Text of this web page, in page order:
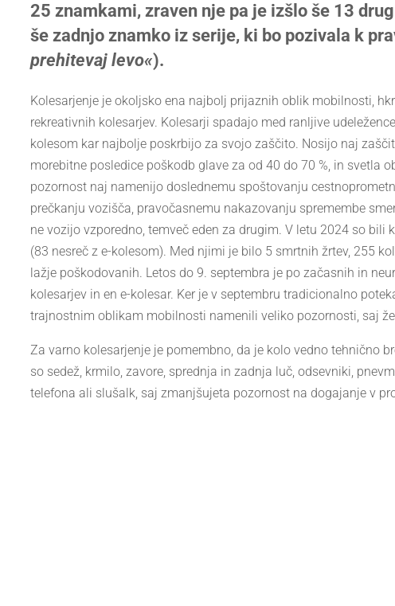
25 znamkami, zraven nje pa je izšlo še 13
še zadnjo znamko iz serije, ki bo pozivala k
prehitevaj levo«).
Kolesarjenje je okoljsko ena najbolj prijaznih oblik mobilnosti,
rekreativnih kolesarjev. Kolesarji spadajo med ranljive
kolesom kar najbolje poskrbijo za svojo zaščito. Nosijo naj
morebitne posledice poškodb glave za od 40 do 70 %, in svetla
pozornost naj namenijo doslednemu spoštovanju
prečkanju vozišča, pravočasnemu nakazovanju spremembe
ne vozijo vzporedno, temveč eden za drugim. V letu 2024 so
(83 nesreč z e-kolesom). Med njimi je bilo 5 smrtnih žrtev, 255
lažje poškodovanih. Letos do 9. septembra je po začasnih in
kolesarjev in en e-kolesar. Ker je v septembru tradicionalno
trajnostnim oblikam mobilnosti namenili veliko pozornosti, saj
Za varno kolesarjenje je pomembno, da je kolo vedno tehnično
so sedež, krmilo, zavore, sprednja in zadnja luč, odsevniki,
telefona ali slušalk, saj zmanjšujeta pozornost na dogajanje v